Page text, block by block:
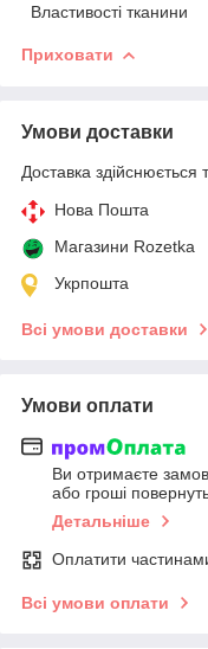
Властивості тканини
Приховати
Умови доставки
Доставка здійснюється
Нова Пошта
Магазини Rozetka
Укрпошта
Всі умови доставки
Умови оплати
Ви отримаєте
або гроші
Детальніше
Оплатити
Всі умови оплати